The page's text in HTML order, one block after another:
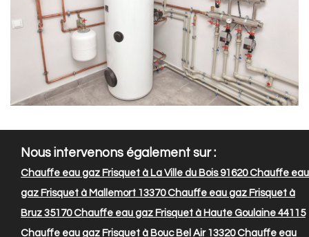
Nous intervenons également sur :
Chauffe eau gaz Frisquet à La Ville du Bois 91620Chauffe eau
gaz Frisquet à Mallemort 13370Chauffe eau gaz Frisquet à
Bruz 35170Chauffe eau gaz Frisquet à Haute Goulaine 44115
Chauffe eau gaz Frisquet à Bouc Bel Air 13320Chauffe eau